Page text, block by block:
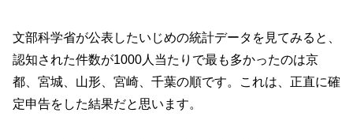
文部科学省が公表したいじめの統計データを見てみると、
認知された件数が1000人当たりで最も多かったのは京
都、宮城、山形、宮崎、千葉の順です。これは、正直に確
定申告をした結果だと思います。